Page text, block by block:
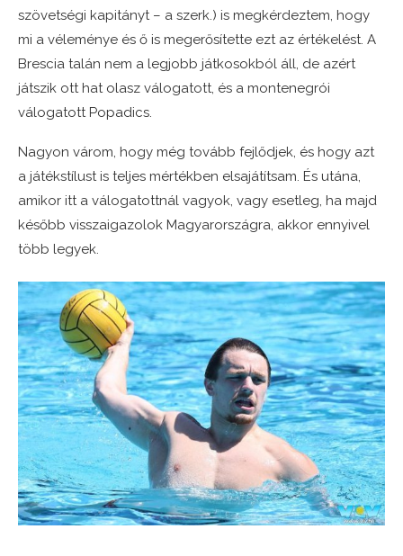
szövetségi kapitányt – a szerk.) is megkérdeztem, hogy
mi a véleménye és ő is megerősítette ezt az értékelést. A
Brescia talán nem a legjobb játkosokból áll, de azért
játszik ott hat olasz válogatott, és a montenegrói
válogatott Popadics.
Nagyon várom, hogy még tovább fejlődjek, és hogy azt
a játékstílust is teljes mértékben elsajátítsam. És utána,
amikor itt a válogatottnál vagyok, vagy esetleg, ha majd
később visszaigazolok Magyarországra, akkor ennyivel
több legyek.